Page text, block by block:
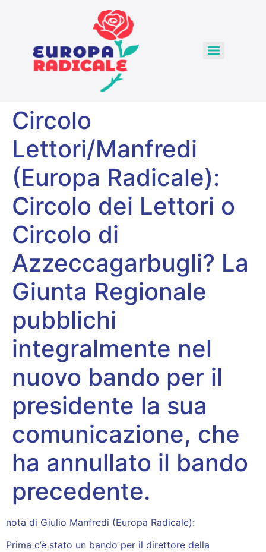
Circolo
Lettori/Manfredi
(Europa Radicale):
Circolo dei Lettori o
Circolo di
Azzeccagarbugli? La
Giunta Regionale
pubblichi
integralmente nel
nuovo bando per il
presidente la sua
comunicazione, che
ha annullato il bando
precedente.
nota di Giulio Manfredi (Europa Radicale):
Prima c’è stato un bando per il direttore della